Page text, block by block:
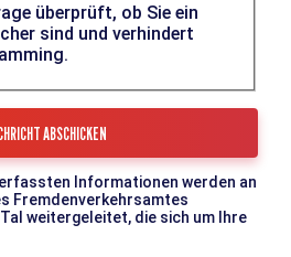
überprüft, ob Sie ein
sind und verhindert
Informationen werden an
Fremdenverkehrsamtes
weitergeleitet, die sich um Ihre